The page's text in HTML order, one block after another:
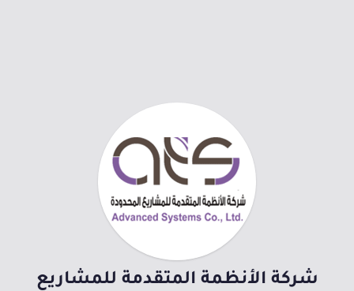
شركة الأنظمة المتقدمة للمشاريع